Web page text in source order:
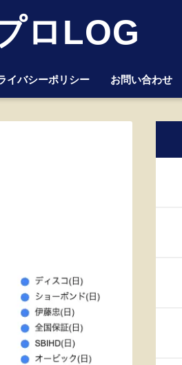
ロLOG
イバシーポリシー お問い合わせ